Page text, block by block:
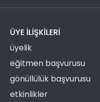
ÜYE ILIŞKILERI
üyelik
eğitmen başvurusu
gönüllülük başvurusu
etkinlikler